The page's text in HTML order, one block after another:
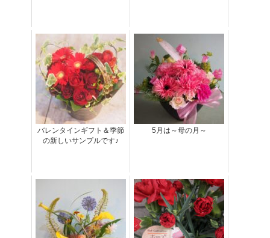
バレンタインギフト＆季節
の新しいサンプルです♪
5月は～母の月～